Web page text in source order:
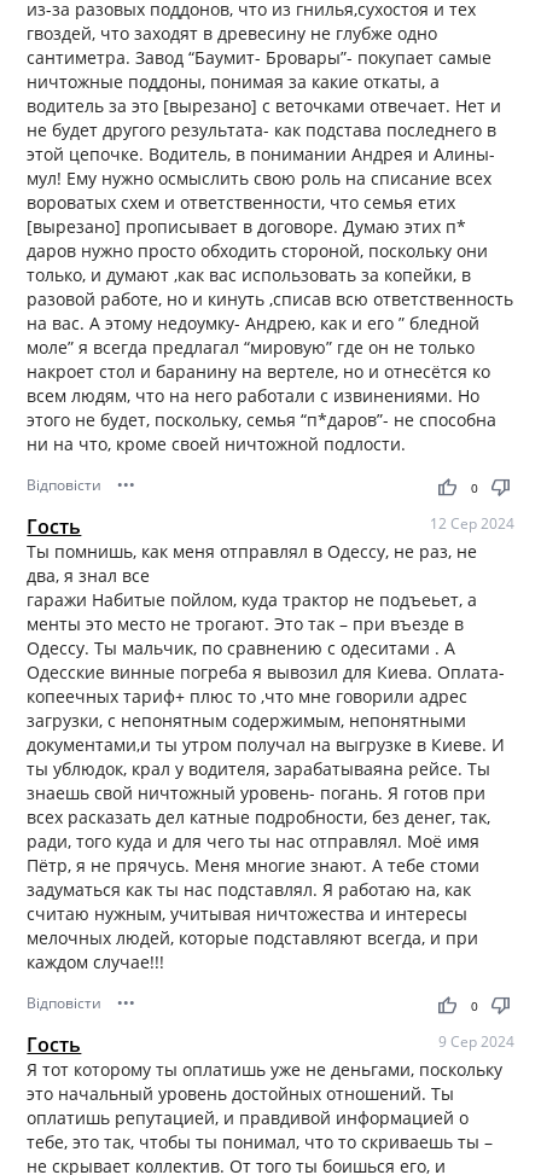
из-за разовых поддонов, что из гнилья,сухостоя и тех
гвоздей, что заходят в древесину не глубже одно
сантиметра. Завод “Баумит- Бровары”- покупает самые
ничтожные поддоны, понимая за какие откаты, а
водитель за это [вырезано] с веточками отвечает. Нет и
не будет другого результата- как подстава последнего в
этой цепочке. Водитель, в понимании Андрея и Алины-
мул! Ему нужно осмыслить свою роль на списание всех
вороватых схем и ответственности, что семья етих
[вырезано] прописывает в договоре. Думаю этих п*
даров нужно просто обходить стороной, поскольку они
только, и думают ,как вас использовать за копейки, в
разовой работе, но и кинуть ,списав всю ответственность
на вас. А этому недоумку- Андрею, как и его ” бледной
моле” я всегда предлагал “мировую” где он не только
накроет стол и баранину на вертеле, но и отнесётся ко
всем людям, что на него работали с извинениями. Но
этого не будет, поскольку, семья “п*даров”- не способна
ни на что, кроме своей ничтожной подлости.
Відповісти ••• thumb_up thumb_down
0
Гость 12 Сер 2024
Ты помнишь, как меня отправлял в Одессу, не раз, не
два, я знал все
гаражи Набитые пойлом, куда трактор не подъеьет, а
менты это место не трогают. Это так – при въезде в
Одессу. Ты мальчик, по сравнению с одеситами . А
Одесские винные погреба я вывозил для Киева. Оплата-
копеечных тариф+ плюс то ,что мне говорили адрес
загрузки, с непонятным содержимым, непонятными
документами,и ты утром получал на выгрузке в Киеве. И
ты ублюдок, крал у водителя, зарабатываяна рейсе. Ты
знаешь свой ничтожный уровень- погань. Я готов при
всех расказать дел катные подробности, без денег, так,
ради, того куда и для чего ты нас отправлял. Моё имя
Пётр, я не прячусь. Меня многие знают. А тебе стоми
задуматься как ты нас подставлял. Я работаю на, как
считаю нужным, учитывая ничтожества и интересы
мелочных людей, которые подставляют всегда, и при
каждом случае!!!
Відповісти ••• thumb_up thumb_down
0
Гость 9 Сер 2024
Я тот которому ты оплатишь уже не деньгами, поскольку
это начальный уровень достойных отношений. Ты
оплатишь репутацией, и правдивой информацией о
тебе, это так, чтобы ты понимал, что то скриваешь ты –
не скрывает коллектив. От того ты боишься его, и